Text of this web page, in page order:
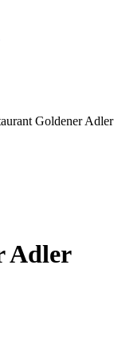
Goldener Adler
Adler